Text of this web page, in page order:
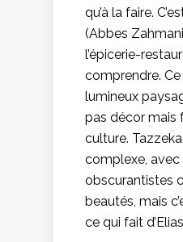
qu’à la faire.
(Abbes
l’épicerie-
comprendre.
lumineux
pas décor mais
culture.
complexe, avec
obscurantistes
beautés, mais
ce qui fait